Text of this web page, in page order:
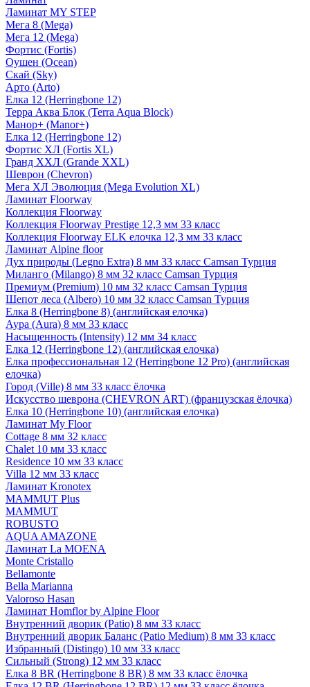
Ламинат MY STEP
Мега 8 (Mega)
Мега 12 (Mega)
Фортис (Fortis)
Оушен (Ocean)
Скай (Sky)
Арто (Arto)
Елка 12 (Herringbone 12)
Терра Аква Блок (Terra Aqua Block)
Манор+ (Manor+)
Елка 12 (Herringbone 12)
Фортис ХЛ (Fortis XL)
Гранд ХХЛ (Grande XXL)
Шеврон (Chevron)
Мега ХЛ Эволюция (Mega Evolution XL)
Ламинат Floorway
Коллекция Floorway
Коллекция Floorway Prestige 12,3 мм 33 класс
Коллекция Floorway ELK елочка 12,3 мм 33 класс
Ламинат Alpine floor
Дух природы (Legno Extra) 8 мм 33 класс Camsan Турция
Миланго (Milango) 8 мм 32 класс Camsan Турция
Премиум (Premium) 10 мм 32 класс Camsan Турция
Шепот леса (Albero) 10 мм 32 класс Camsan Турция
Елка 8 (Herringbone 8) (английская елочка)
Аура (Aura) 8 мм 33 класс
Насыщенность (Intensity) 12 мм 34 класс
Елка 12 (Herringbone 12) (английская елочка)
Елка профессиональная 12 (Herringbone 12 Pro) (английская
елочка)
Город (Ville) 8 мм 33 класс ёлочка
Искусство шеврона (CHEVRON ART) (французская ёлочка)
Елка 10 (Herringbone 10) (английская елочка)
Ламинат My Floor
Cottage 8 мм 32 класс
Chalet 10 мм 33 класс
Residence 10 мм 33 класс
Villa 12 мм 33 класс
Ламинат Kronotex
MAMMUT Plus
MAMMUT
ROBUSTO
AQUA AMAZONE
Ламинат La MOENA
Monte Cristallo
Bellamonte
Bella Marianna
Valoroso Hasan
Ламинат Homflor by Alpine Floor
Внутренний дворик (Patio) 8 мм 33 класс
Внутренний дворик Баланс (Patio Medium) 8 мм 33 класс
Избранный (Distingo) 10 мм 33 класс
Сильный (Strong) 12 мм 33 класс
Елка 8 BR (Herringbone 8 BR) 8 мм 33 класс ёлочка